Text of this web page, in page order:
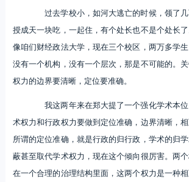
过去学校小，如河大逃亡的时候，领了几
授成天一块吃，一起住，有个处长也不是个处长
像咱们财经政法大学，现在三个校区，两万多学
没有一个机构，没有一个层次，那是不可能的。
权力的边界要清晰，定位要准确。
我这两年来在郑大提了一个强化学术本位
术权力和行政权力要做到定位准确，边界清晰，相
所谓的定位准确，就是行政的归行政，学术的归
蔽甚至取代学术权力，现在这个倾向很厉害。两
在一个合理的治理结构里面，这两个权力是一种